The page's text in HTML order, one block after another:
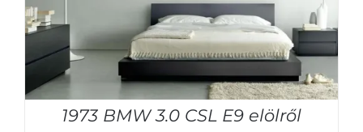
1973 BMW 3.0 CSL E9 elölről